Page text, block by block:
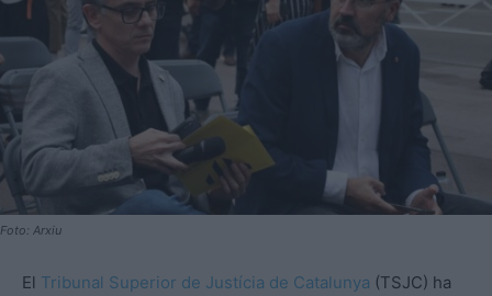
Foto: Arxiu
El Tribunal Superior de Justícia de Catalunya (TSJC) ha